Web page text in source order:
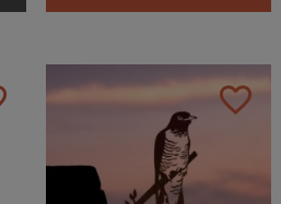
favorite_border